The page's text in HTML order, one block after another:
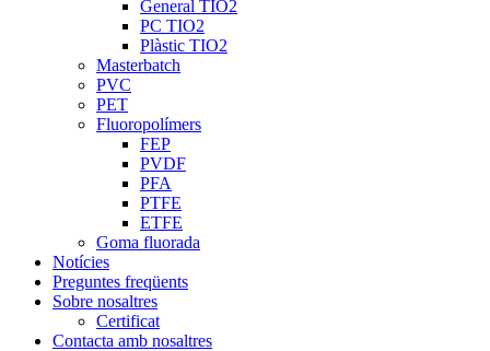
General TIO2
PC TIO2
Plàstic TIO2
Masterbatch
PVC
PET
Fluoropolímers
FEP
PVDF
PFA
PTFE
ETFE
Goma fluorada
Notícies
Preguntes freqüents
Sobre nosaltres
Certificat
Contacta amb nosaltres